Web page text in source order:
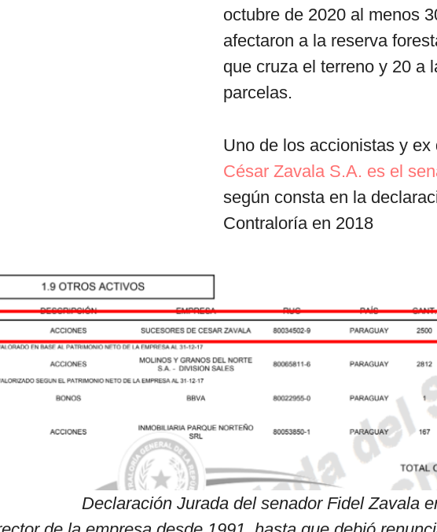
octubre de 2020 al menos
afectaron a la reserva
que cruza el terreno y 20 a
parcelas.
Uno de los accionistas y
César Zavala S.A. es el
según consta en la
Contraloría en 2018
Declaración Jurada del senador Fidel Zavala